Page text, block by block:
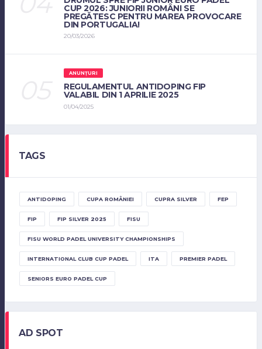
CUP 2026: JUNIORII ROMÂNI SE
PREGĂTESC PENTRU MAREA PROVOCARE
DIN PORTUGALIA!
20/03/2026
ANUNȚURI
REGULAMENTUL ANTIDOPING FIP
VALABIL DIN 1 APRILIE 2025
01/04/2025
TAGS
ANTIDOPING CUPA ROMÂNIEI CUPRA SILVER FEP
FIP FIP SILVER 2025 FISU
FISU WORLD PADEL UNIVERSITY CHAMPIONSHIPS
INTERNATIONAL CLUB CUP PADEL ITA PREMIER PADEL
SENIORS EURO PADEL CUP
AD SPOT